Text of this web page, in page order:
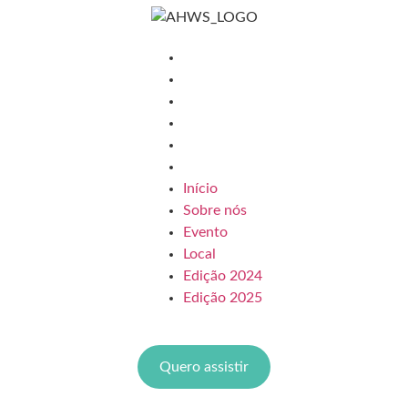
Início
Sobre nós
Evento
Local
Edição 2024
Edição 2025
Quero assistir